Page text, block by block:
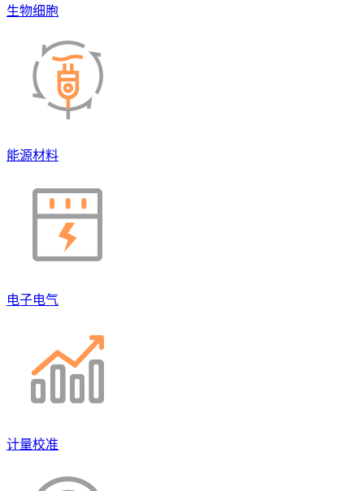
生物细胞
能源材料
电子电气
计量校准